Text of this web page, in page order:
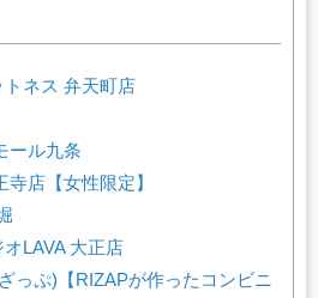
ネス 弁天町店
ール九条
店【女性限定】
LAVA 大正店
っぷ)【RIZAPが作ったコンビニ